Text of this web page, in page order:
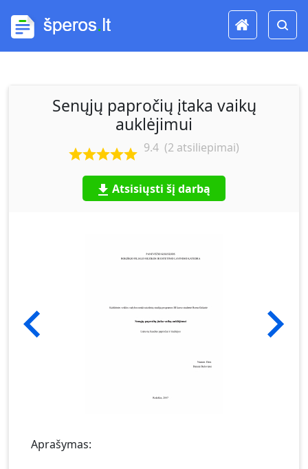
Senųjų papročių įtaka vaikų
auklėjimui
9.4 (2 atsiliepimai)
Atsisiųsti šį darbą
Aprašymas: